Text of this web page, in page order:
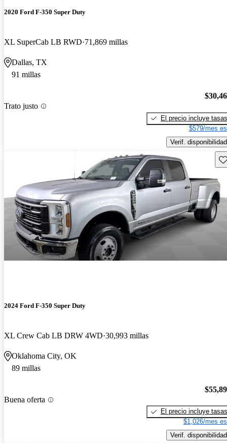
2020 Ford F-350 Super Duty
XL SuperCab LB RWD 71,869 millas
Dallas, TX
91 millas
Trato justo
El precio incluye tasas
$579/mes
Verif. disponibilidad
2024 Ford F-350 Super Duty
XL Crew Cab LB DRW 4WD 30,993 millas
Oklahoma City, OK
89 millas
Buena oferta
El precio incluye tasas
$1,026/mes
Verif. disponibilidad